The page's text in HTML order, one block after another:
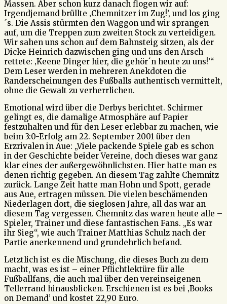
Massen. Aber schon kurz danach flogen wir auf:
Irgendjemand brüllte ‚Chemnitzer im Zug!’, und los ging
´s. Die Assis stürmten den Waggon und wir sprangen
auf, um die Treppen zum zweiten Stock zu verteidigen.
Wir sahen uns schon auf dem Bahnsteig sitzen, als der
Dicke Heinrich dazwischen ging und uns den Arsch
rettete: ‚Keene Dinger hier, die gehör´n heute zu uns!’“
Dem Leser werden in mehreren Anekdoten die
Randerscheinungen des Fußballs authentisch vermittelt,
ohne die Gewalt zu verherrlichen.
Emotional wird über die Derbys berichtet. Schirmer
gelingt es, die damalige Atmosphäre auf Papier
festzuhalten und für den Leser erlebbar zu machen, wie
beim 3:0-Erfolg am 22. September 2001 über den
Erzrivalen in Aue: „Viele packende Spiele gab es schon
in der Geschichte beider Vereine, doch dieses war ganz
klar eines der außergewöhnlichsten. Hier hatte man es
denen richtig gegeben. An diesem Tag zahlte Chemnitz
zurück. Lange Zeit hatte man Hohn und Spott, gerade
aus Aue, ertragen müssen. Die vielen beschämenden
Niederlagen dort, die sieglosen Jahre, all das war an
diesem Tag vergessen. Chemnitz das waren heute alle –
Spieler, Trainer und diese fantastischen Fans. „Es war
ihr Sieg“, wie auch Trainer Matthias Schulz nach der
Partie anerkennend und grundehrlich befand.
Letztlich ist es die Mischung, die dieses Buch zu dem
macht, was es ist – einer Pflichtlektüre für alle
Fußballfans, die auch mal über den vereinseigenen
Tellerrand hinausblicken. Erschienen ist es bei ‚Books
on Demand’ und kostet 22,90 Euro.